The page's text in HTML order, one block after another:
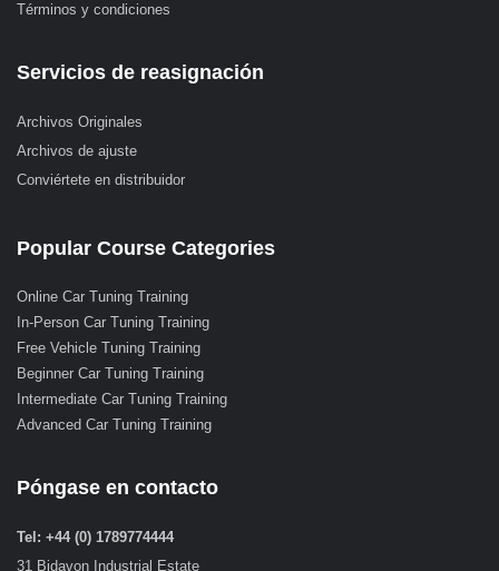
Términos y condiciones
Servicios de reasignación
Archivos Originales
Archivos de ajuste
Conviértete en distribuidor
Popular Course Categories
Online Car Tuning Training
In-Person Car Tuning Training
Free Vehicle Tuning Training
Beginner Car Tuning Training
Intermediate Car Tuning Training
Advanced Car Tuning Training
Póngase en contacto
Tel: +44 (0) 1789774444
31 Bidavon Industrial Estate